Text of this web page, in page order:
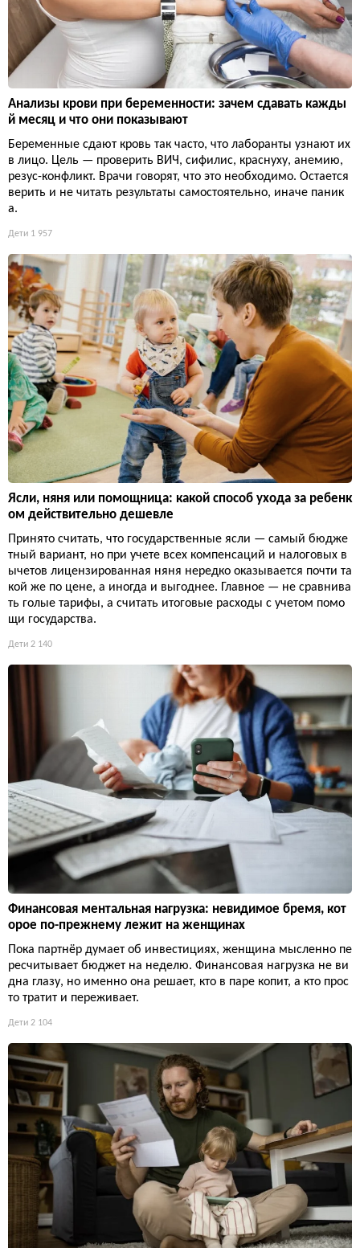
Анализы крови при беременности: зачем сдавать кажды
й месяц и что они показывают
Беременные сдают кровь так часто, что лаборанты узнают их
в лицо. Цель — проверить ВИЧ, сифилис, краснуху, анемию,
резус-конфликт. Врачи говорят, что это необходимо. Остается
верить и не читать результаты самостоятельно, иначе паник
а.
Дети 1 957
Ясли, няня или помощница: какой способ ухода за ребенк
ом действительно дешевле
Принято считать, что государственные ясли — самый бюдже
тный вариант, но при учете всех компенсаций и налоговых в
ычетов лицензированная няня нередко оказывается почти та
кой же по цене, а иногда и выгоднее. Главное — не сравнива
ть голые тарифы, а считать итоговые расходы с учетом помо
щи государства.
Дети 2 140
Финансовая ментальная нагрузка: невидимое бремя, кот
орое по-прежнему лежит на женщинах
Пока партнёр думает об инвестициях, женщина мысленно пе
ресчитывает бюджет на неделю. Финансовая нагрузка не ви
дна глазу, но именно она решает, кто в паре копит, а кто прос
то тратит и переживает.
Дети 2 104